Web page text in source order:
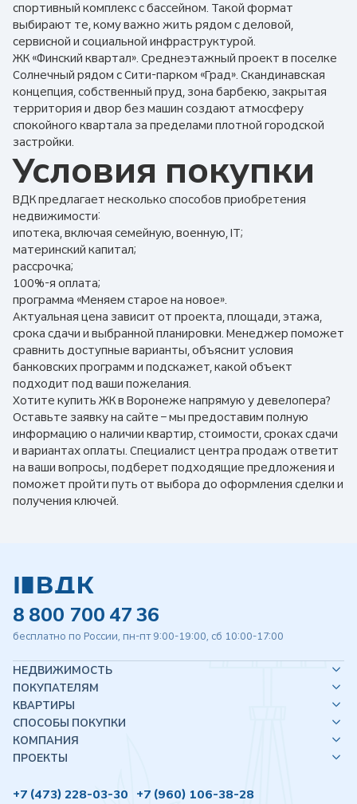
спортивный комплекс с бассейном. Такой формат
выбирают те, кому важно жить рядом с деловой,
сервисной и социальной инфраструктурой.
ЖК «Финский квартал». Среднеэтажный проект в поселке
Солнечный рядом с Сити-парком «Град». Скандинавская
концепция, собственный пруд, зона барбекю, закрытая
территория и двор без машин создают атмосферу
спокойного квартала за пределами плотной городской
застройки.
Условия покупки
ВДК предлагает несколько способов приобретения
недвижимости:
ипотека, включая семейную, военную, IT;
материнский капитал;
рассрочка;
100%-я оплата;
программа «Меняем старое на новое».
Актуальная цена зависит от проекта, площади, этажа,
срока сдачи и выбранной планировки. Менеджер поможет
сравнить доступные варианты, объяснит условия
банковских программ и подскажет, какой объект
подходит под ваши пожелания.
Хотите купить ЖК в Воронеже напрямую у девелопера?
Оставьте заявку на сайте – мы предоставим полную
информацию о наличии квартир, стоимости, сроках сдачи
и вариантах оплаты. Специалист центра продаж ответит
на ваши вопросы, подберет подходящие предложения и
поможет пройти путь от выбора до оформления сделки и
получения ключей.
8 800 700 47 36
бесплатно по России, пн-пт 9:00-19:00, сб 10:00-17:00
НЕДВИЖИМОСТЬ
ПОКУПАТЕЛЯМ
КВАРТИРЫ
СПОСОБЫ ПОКУПКИ
КОМПАНИЯ
ПРОЕКТЫ
+7 (473) 228-03-30 +7 (960) 106-38-28